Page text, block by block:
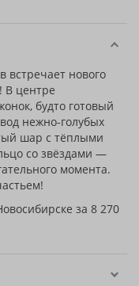
нового
В центре
будто готовый
нежно-голубых
шар с тёплыми
со звёздами —
момента.
за 8 270